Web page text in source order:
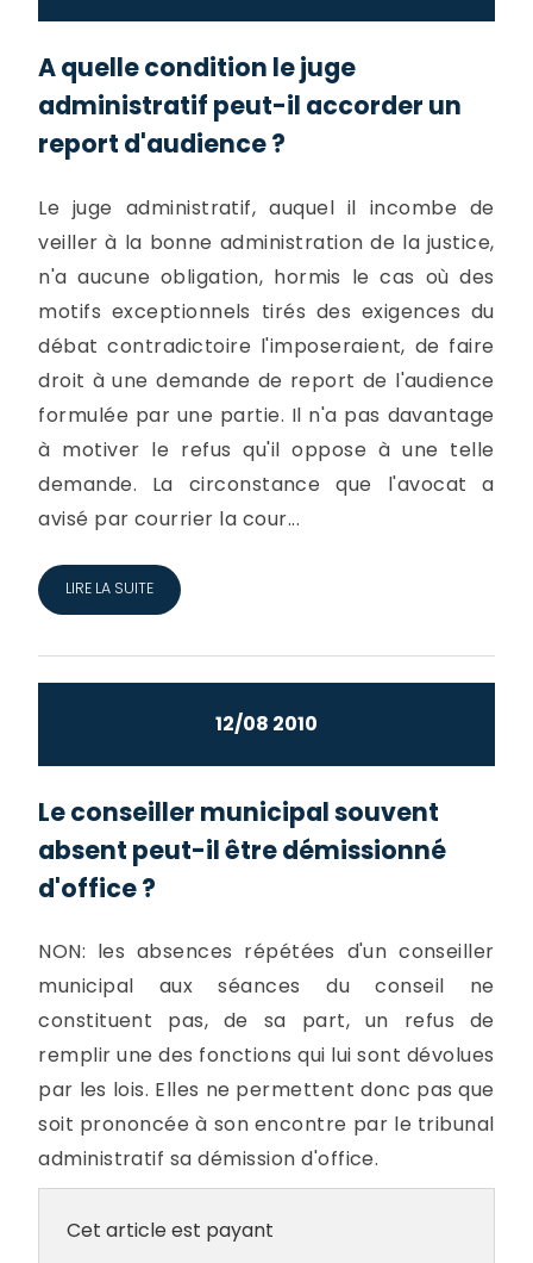
A quelle condition le juge
administratif peut-il accorder un
report d'audience ?
Le juge administratif, auquel il incombe de
veiller à la bonne administration de la justice,
n'a aucune obligation, hormis le cas où des
motifs exceptionnels tirés des exigences du
débat contradictoire l'imposeraient, de faire
droit à une demande de report de l'audience
formulée par une partie. Il n'a pas davantage
à motiver le refus qu'il oppose à une telle
demande. La circonstance que l'avocat a
avisé par courrier la cour...
LIRE LA SUITE
12/08 2010
Le conseiller municipal souvent
absent peut-il être démissionné
d'office ?
NON: les absences répétées d'un conseiller
municipal aux séances du conseil ne
constituent pas, de sa part, un refus de
remplir une des fonctions qui lui sont dévolues
par les lois. Elles ne permettent donc pas que
soit prononcée à son encontre par le tribunal
administratif sa démission d'office.
Cet article est payant